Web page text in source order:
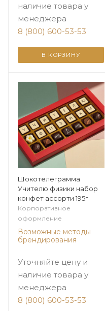
наличие товара у
менеджера
8 (800) 600-53-53
В КОРЗИНУ
Шокотелеграмма
Учителю физики набор
конфет ассорти 195г
Корпоративное
оформление
Возможные методы
брендирования
Уточняйте цену и
наличие товара у
менеджера
8 (800) 600-53-53